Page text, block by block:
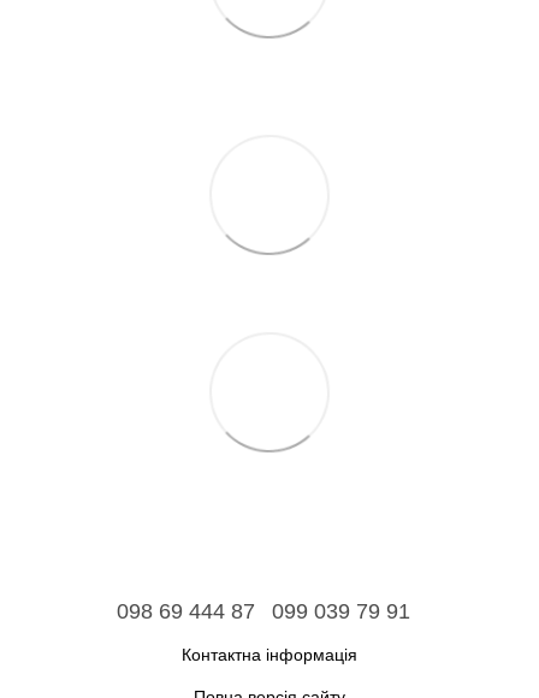
098 69 444 87 099 039 79 91
Контактна інформація